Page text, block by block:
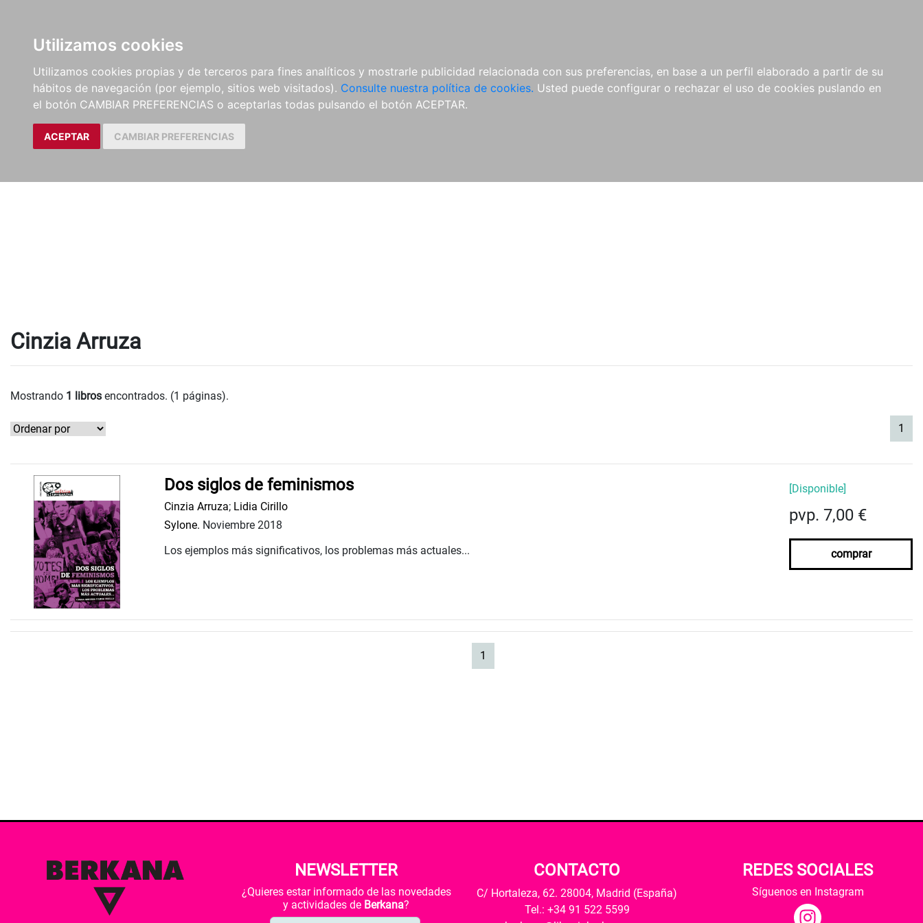
Utilizamos cookies
Utilizamos cookies propias y de terceros para fines analíticos y mostrarle publicidad relacionada con sus preferencias, en base a un perfil elaborado a partir de su
hábitos de navegación (por ejemplo, sitios web visitados). Consulte nuestra política de cookies. Usted puede configurar o rechazar el uso de cookies puslando en
el botón CAMBIAR PREFERENCIAS o aceptarlas todas pulsando el botón ACEPTAR.
ACEPTAR CAMBIAR PREFERENCIAS
Cinzia Arruza
Mostrando 1 libros encontrados. (1 páginas).
1
Dos siglos de feminismos
Cinzia Arruza; Lidia Cirillo
Sylone. Noviembre 2018
Los ejemplos más significativos, los problemas más actuales...
[Disponible]
pvp. 7,00 €
comprar
1
NEWSLETTER
¿Quieres estar informado de las novedades
y actividades de Berkana?
CONTACTO
C/ Hortaleza, 62. 28004, Madrid (España)
Tel.: +34 91 522 5599
REDES SOCIALES
Síguenos en Instagram